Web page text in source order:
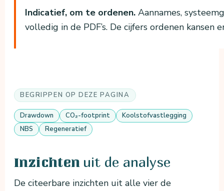
Indicatief, om te ordenen. Aannames,
volledig in de PDF’s. De cijfers ordenen kansen
BEGRIPPEN OP DEZE PAGINA
Drawdown CO₂-footprint
Koolstofvastlegging
NBS
Regeneratief
Inzichten uit de analyse
De citeerbare inzichten uit alle vier de